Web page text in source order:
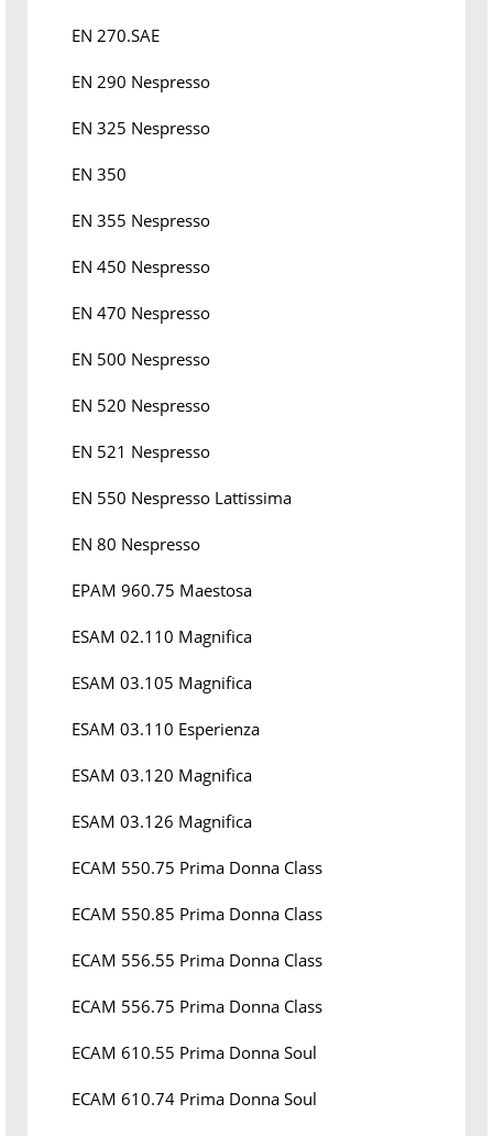
EN 270.SAE
EN 290 Nespresso
EN 325 Nespresso
EN 350
EN 355 Nespresso
EN 450 Nespresso
EN 470 Nespresso
EN 500 Nespresso
EN 520 Nespresso
EN 521 Nespresso
EN 550 Nespresso Lattissima
EN 80 Nespresso
EPAM 960.75 Maestosa
ESAM 02.110 Magnifica
ESAM 03.105 Magnifica
ESAM 03.110 Esperienza
ESAM 03.120 Magnifica
ESAM 03.126 Magnifica
ECAM 550.75 Prima Donna Class
ECAM 550.85 Prima Donna Class
ECAM 556.55 Prima Donna Class
ECAM 556.75 Prima Donna Class
ECAM 610.55 Prima Donna Soul
ECAM 610.74 Prima Donna Soul